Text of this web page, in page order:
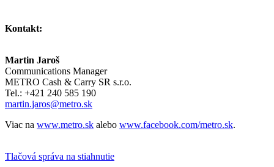
Kontakt:
Martin Jaroš
Communications Manager
METRO Cash & Carry SR s.r.o.
Tel.: +421 240 585 190
martin.jaros@metro.sk
Viac na www.metro.sk alebo www.facebook.com/metro.sk.
Tlačová správa na stiahnutie